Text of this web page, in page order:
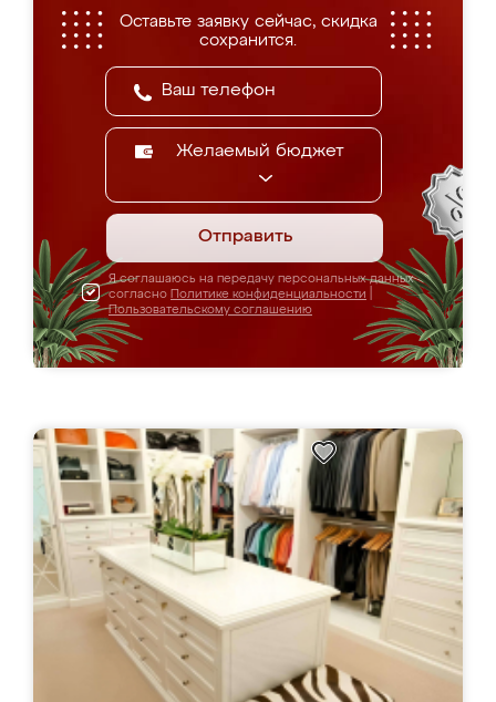
Оставьте заявку сейчас, скидка
сохранится.
Желаемый бюджет
Отправить
Я соглашаюсь на передачу персональных данных
согласно Политике конфиденциальности
Пользовательскому соглашению